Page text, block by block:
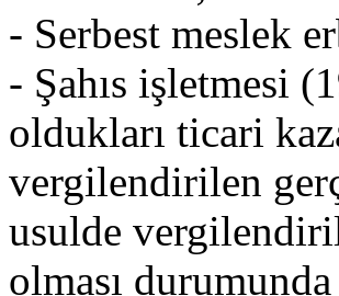
- Serbest meslek
- Şahıs işletmesi
oldukları ticari
vergilendirilen
usulde
olması